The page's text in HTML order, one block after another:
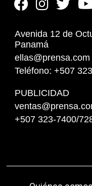
Avenida 12 de
Panamá
ellas@prensa.com
Teléfono: +507
PUBLICIDAD
+507 323-7400/